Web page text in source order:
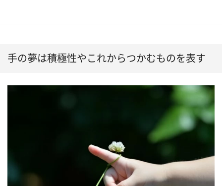
手の夢は積極性やこれからつかむものを表す